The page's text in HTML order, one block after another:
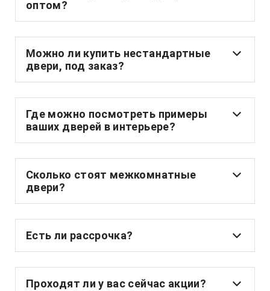
оптом?
Можно ли купить нестандартные
двери, под заказ?
Где можно посмотреть примеры
ваших дверей в интерьере?
Сколько стоят межкомнатные
двери?
Есть ли рассрочка?
Проходят ли у вас сейчас акции?